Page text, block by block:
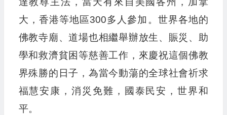
大，香港等地區300多人參加。世界各地的
佛教寺廟、道場也相繼舉辦放生、賑災、助
學和救濟貧困等慈善工作，來慶祝這個佛教
界殊勝的日子，為當今動蕩的全球社會祈求
福慧安康，消災免難，國泰民安，世界和
平。